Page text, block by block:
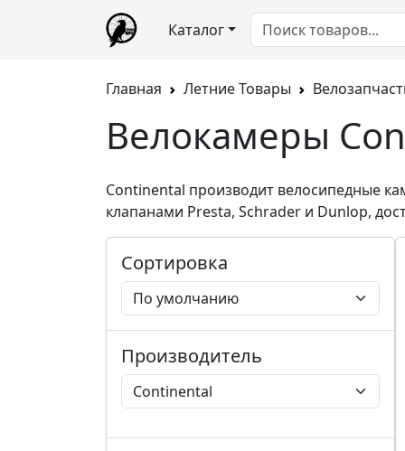
Каталог
Главная Летние Товары
Велокамеры
Continental производит велосипедные
клапанами Presta, Schrader и Dunlop,
Сортировка
Производитель